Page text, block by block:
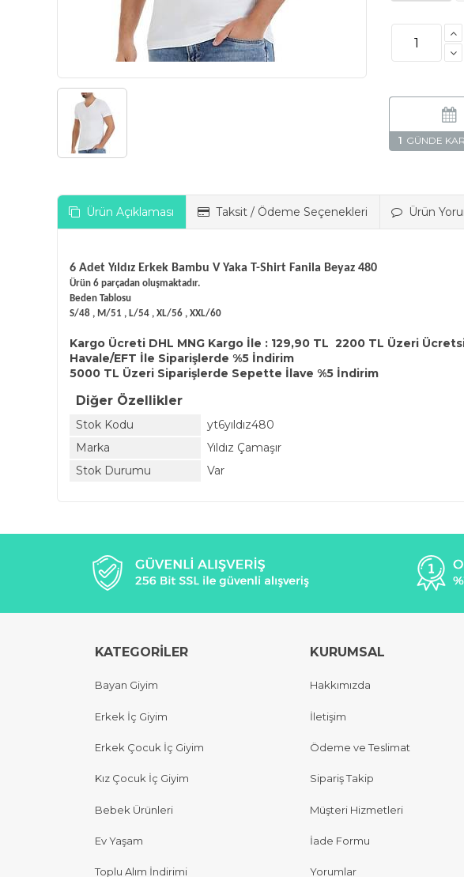
1
Ürün Açıklaması Taksit / Ödeme Seçenekleri Ürün
6 Adet Yıldız Erkek Bambu V Yaka T-Shirt Fanila Beyaz 480
Ürün 6 parçadan oluşmaktadır.
Beden Tablosu
S/48 , M/51 , L/54 , XL/56 , XXL/60
Kargo Ücreti DHL MNG Kargo İle : 129,90 TL 2200 TL Üzeri
Havale/EFT İle Siparişlerde %5 İndirim
5000 TL Üzeri Siparişlerde Sepette İlave %5 İndirim
Diğer Özellikler
Stok Kodu
yt6yıldız480
Marka
Yıldız Çamaşır
Stok Durumu
Var
KATEGORİLER
Bayan Giyim
Erkek İç Giyim
Erkek Çocuk İç Giyim
Kız Çocuk İç Giyim
Bebek Ürünleri
Ev Yaşam
Toplu Alım İndirimi
KURUMSAL
Hakkımızda
İletişim
Ödeme ve Teslimat
Sipariş Takip
Müşteri Hizmetleri
İade Formu
Yorumlar